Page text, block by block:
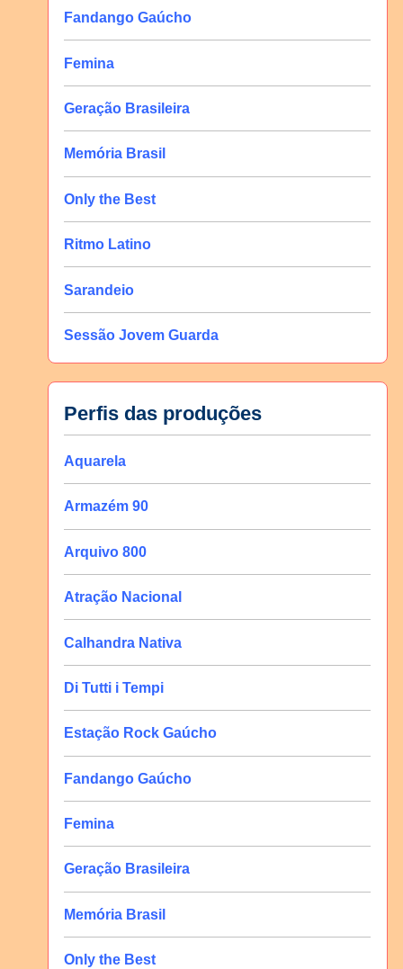
Fandango Gaúcho
Femina
Geração Brasileira
Memória Brasil
Only the Best
Ritmo Latino
Sarandeio
Sessão Jovem Guarda
Perfis das produções
Aquarela
Armazém 90
Arquivo 800
Atração Nacional
Calhandra Nativa
Di Tutti i Tempi
Estação Rock Gaúcho
Fandango Gaúcho
Femina
Geração Brasileira
Memória Brasil
Only the Best